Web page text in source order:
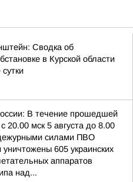
Сводка об
в Курской области
В течение прошедшей
20.00 мск 5 августа до 8.00
дежурными силами ПВО
605 украинских
аппаратов
над...